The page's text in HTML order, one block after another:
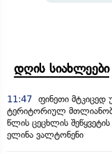
დღის სიახლეები
11:47 ფინეთი მტკიცედ
ტერიტორიულ
წლის ცეცხლის
ელინა ვალტონენი